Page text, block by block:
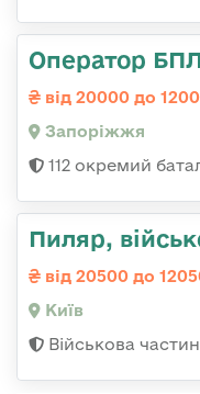
Оператор
від 20000 до
Запоріжжя
112 окремий
Пиляр,
від 20500 до
Київ
Військова